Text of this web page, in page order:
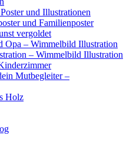
und Illustrationen
und Familienposter
vergoldet
Opa – Wimmelbild Illustration
– Wimmelbild Illustration
Mutbegleiter –
Holz